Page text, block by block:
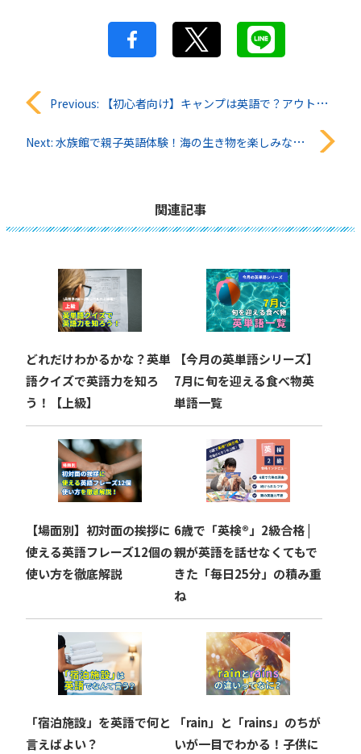
投
稿
ョ
ン
Previous: 【初心者向け】キャンプは英語で？アウトドア関連の英語をまとめて解説
Next: 水族館で親子英語体験！海の生き物を楽しみながら学ぶ英会話
関連記事
どれだけわかるかな？英単
語クイズで英語力を知ろ
う！【上級】
【今月の英単語シリーズ】
7月に旬を迎える食べ物英
単語一覧
【場面別】初対面の挨拶に
使える英語フレーズ12個の
使い方を徹底解説
6歳で「英検®」2級合格 |
親が英語を話せなくてもで
きた「毎日25分」の積み重
ね
「宿泊施設」を英語で何と
言えばよい？
「rain」と「rains」のちが
いが一目でわかる！子供に